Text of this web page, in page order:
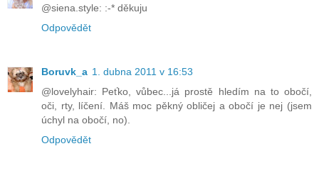
@siena.style: :-* děkuju
Odpovědět
Boruvk_a 1. dubna 2011 v 16:53
@lovelyhair: Peťko, vůbec...já prostě hledím na to obočí,
oči, rty, líčení. Máš moc pěkný obličej a obočí je nej (jsem
úchyl na obočí, no).
Odpovědět